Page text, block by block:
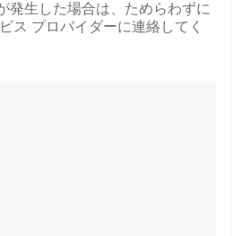
発生した場合は、ためらわずに
ス プロバイダーに連絡してく